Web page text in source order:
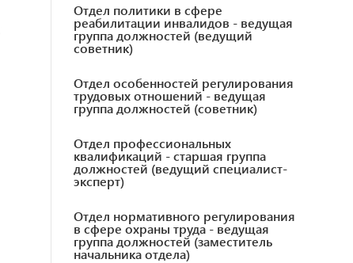
Отдел политики в сфере
реабилитации инвалидов - ведущая
группа должностей (ведущий
советник)
Отдел особенностей регулирования
трудовых отношений - ведущая
группа должностей (советник)
Отдел профессиональных
квалификаций - старшая группа
должностей (ведущий специалист-
эксперт)
Отдел нормативного регулирования
в сфере охраны труда - ведущая
группа должностей (заместитель
начальника отдела)